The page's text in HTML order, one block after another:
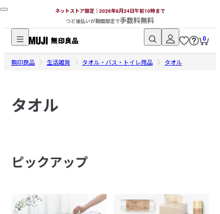
ネットストア限定｜2026年8月24日午前10時まで
つど後払いが期間限定で手数料無料
無
印
ネ
ッ
ア
0
無印良品 生活雑貨 タオル・バス・トイレ用品 タオル
タオル
ピックアップ